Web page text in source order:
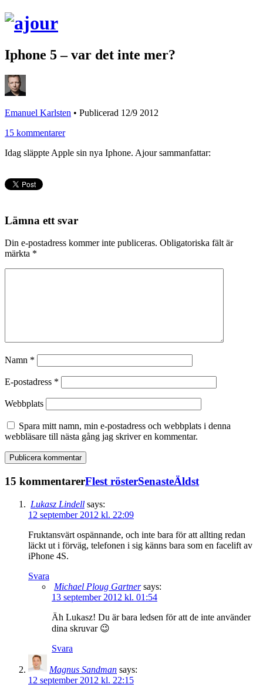
Iphone 5 – var det inte mer?
Emanuel Karlsten • Publicerad 12/9 2012
15 kommentarer
Idag släppte Apple sin nya Iphone. Ajour sammanfattar:
Lämna ett svar
Din e-postadress kommer inte publiceras. Obligatoriska fält är
märkta *
Namn *
E-postadress *
Webbplats
Spara mitt namn, min e-postadress och webbplats i denna
webbläsare till nästa gång jag skriver en kommentar.
15 kommentarerFlest rösterSenasteÄldst
Lukasz Lindell says:
12 september 2012 kl. 22:09
Fruktansvärt ospännande, och inte bara för att allting redan
läckt ut i förväg, telefonen i sig känns bara som en facelift av
iPhone 4S.
Svara
Michael Ploug Gartner says:
13 september 2012 kl. 01:54
Äh Lukasz! Du är bara ledsen för att de inte använder
dina skruvar 😉
Svara
Magnus Sandman says:
12 september 2012 kl. 22:15